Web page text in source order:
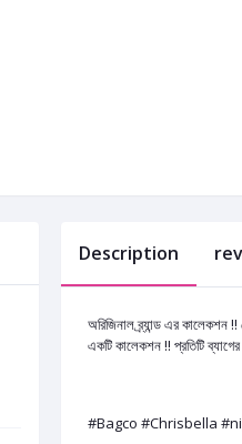
Description
অরিজিনাল ব্র্যান্ড এর কালেকশন
একটি কালেকশন ‼️ প্রতিটি
#Bagco #Chrisbella